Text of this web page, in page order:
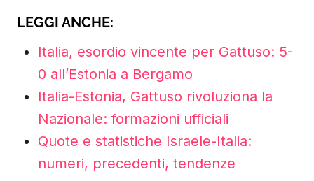
LEGGI ANCHE:
Italia, esordio vincente per Gattuso: 5-
0 all’Estonia a Bergamo
Italia-Estonia, Gattuso rivoluziona la
Nazionale: formazioni ufficiali
Quote e statistiche Israele-Italia:
numeri, precedenti, tendenze